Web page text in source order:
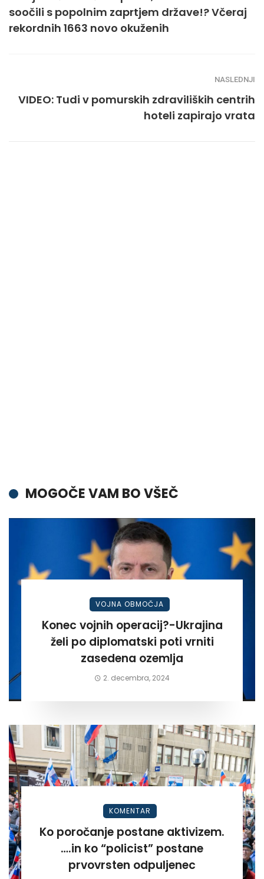
soočili s popolnim zaprtjem države!? Včeraj
rekordnih 1663 novo okuženih
NASLEDNJI
VIDEO: Tudi v pomurskih zdraviliških centrih
hoteli zapirajo vrata
MOGOČE VAM BO VŠEČ
VOJNA OBMOČJA
Konec vojnih operacij?-Ukrajina
želi po diplomatski poti vrniti
zasedena ozemlja
2. decembra, 2024
KOMENTAR
Ko poročanje postane aktivizem.
….in ko “policist” postane
prvovrsten odpuljenec